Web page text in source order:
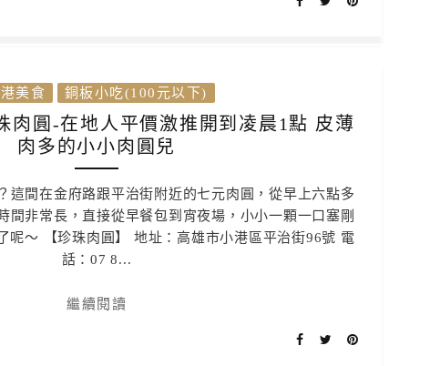
美食 銅板小吃(100元以下)
肉圓-在地人平價激推開到凌晨1點 皮薄
肉多的小小肉圓兒
這間在金府路跟平治街附近的七元肉圓，從早上六點多
間非常長，直接從早餐包到宵夜場，小小一顆一口塞剛
呢～ 【珍珠肉圓】 地址：高雄市小港區平治街96號 電
話：07 8...
繼續閱讀